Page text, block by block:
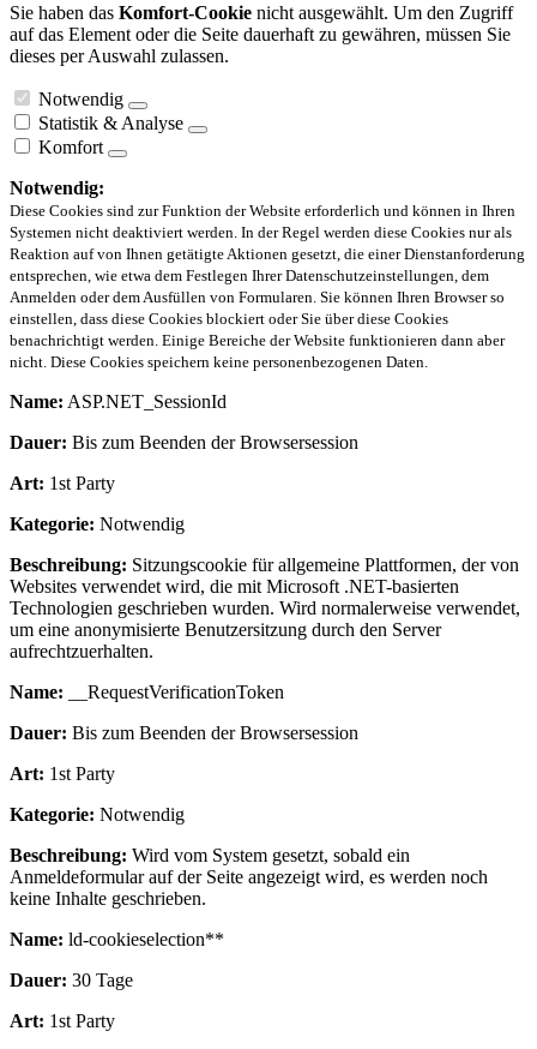
Sie haben das Komfort-Cookie nicht ausgewählt. Um den Zugriff
auf das Element oder die Seite dauerhaft zu gewähren, müssen Sie
dieses per Auswahl zulassen.
Notwendig
Statistik & Analyse
Komfort
Notwendig:
Diese Cookies sind zur Funktion der Website erforderlich und können in Ihren
Systemen nicht deaktiviert werden. In der Regel werden diese Cookies nur als
Reaktion auf von Ihnen getätigte Aktionen gesetzt, die einer Dienstanforderung
entsprechen, wie etwa dem Festlegen Ihrer Datenschutzeinstellungen, dem
Anmelden oder dem Ausfüllen von Formularen. Sie können Ihren Browser so
einstellen, dass diese Cookies blockiert oder Sie über diese Cookies
benachrichtigt werden. Einige Bereiche der Website funktionieren dann aber
nicht. Diese Cookies speichern keine personenbezogenen Daten.
Name: ASP.NET_SessionId
Dauer: Bis zum Beenden der Browsersession
Art: 1st Party
Kategorie: Notwendig
Beschreibung: Sitzungscookie für allgemeine Plattformen, der von
Websites verwendet wird, die mit Microsoft .NET-basierten
Technologien geschrieben wurden. Wird normalerweise verwendet,
um eine anonymisierte Benutzersitzung durch den Server
aufrechtzuerhalten.
Name: __RequestVerificationToken
Dauer: Bis zum Beenden der Browsersession
Art: 1st Party
Kategorie: Notwendig
Beschreibung: Wird vom System gesetzt, sobald ein
Anmeldeformular auf der Seite angezeigt wird, es werden noch
keine Inhalte geschrieben.
Name: ld-cookieselection**
Dauer: 30 Tage
Art: 1st Party